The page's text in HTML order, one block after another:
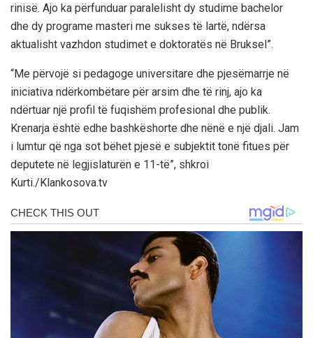
rinisë. Ajo ka përfunduar paralelisht dy studime bachelor
dhe dy programe masteri me sukses të lartë, ndërsa
aktualisht vazhdon studimet e doktoratës në Bruksel”.
“Me përvojë si pedagoge universitare dhe pjesëmarrje në
iniciativa ndërkombëtare për arsim dhe të rinj, ajo ka
ndërtuar një profil të fuqishëm profesional dhe publik.
Krenarja është edhe bashkëshorte dhe nënë e një djali. Jam
i lumtur që nga sot bëhet pjesë e subjektit tonë fitues për
deputete në legjislaturën e 11-të”, shkroi
Kurti./Klankosova.tv